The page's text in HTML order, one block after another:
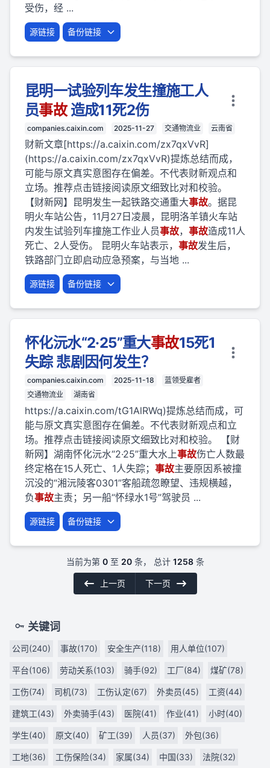
受伤，经 ...
源链接 备份链接
昆明一试验列车发生撞施工人
员事故造成11死2伤
companies.caixin.com 2025-11-27 交通物流业 云南省
财新文章[https://a.caixin.com/zx7qxVvR]
(https://a.caixin.com/zx7qxVvR)提炼总结而成，
可能与原文真实意图存在偏差。不代表财新观点和
立场。推荐点击链接阅读原文细致比对和校验。
【财新网】昆明发生一起铁路交通重大事故。据昆
明火车站公告，11月27日凌晨，昆明洛羊镇火车站
内发生试验列车撞施工作业人员事故， 事故造成11人
死亡、2人受伤。 昆明火车站表示， 事故发生后，
铁路部门立即启动应急预案，与当地 ...
源链接 备份链接
怀化沅水“2·25”重大事故15死1
失踪 悲剧因何发生？
companies.caixin.com 2025-11-18
蓝领受雇者
交通物流业
湖南省
https://a.caixin.com/tG1AlRWq)提炼总结而成，可
能与原文真实意图存在偏差。不代表财新观点和立
场。推荐点击链接阅读原文细致比对和校验。 【财
新网】湖南怀化沅水“2·25”重大水上事故伤亡人数最
终定格在15人死亡、1人失踪； 事故主要原因系被撞
沉没的“湘沅陵客0301”客船疏忽瞭望、违规横越，
负事故主责；另一船“怀绿水1号”驾驶员 ...
源链接 备份链接
当前为第 0至 20条， 总计 1258条
上一页 下一页
关键词
公司(240) 事故(170) 安全生产(118) 用人单位(107)
平台(106) 劳动关系(103) 骑手(92) 工厂(84) 煤矿(78)
工伤(74) 司机(73) 工伤认定(67) 外卖员(45) 工资(44)
建筑工(43) 外卖骑手(43) 医院(41) 作业(41) 小时(40)
学生(40) 原文(40) 矿工(39) 人员(37) 外包(36)
工地(36) 工伤保险(34) 家属(34) 中国(33) 法院(32)